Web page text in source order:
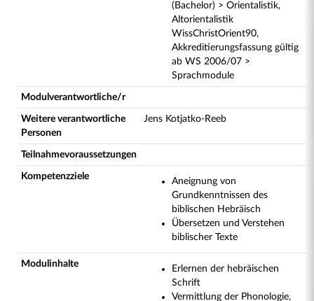
(Bachelor) > Orientalistik,
Altorientalistik
WissChristOrient90,
Akkreditierungsfassung gültig
ab WS 2006/07 >
Sprachmodule
Modulverantwortliche/r
Weitere verantwortliche
Personen
Jens Kotjatko-Reeb
Teilnahmevoraussetzungen
Kompetenzziele
Aneignung von
Grundkenntnissen des
biblischen Hebräisch
Übersetzen und Verstehen
biblischer Texte
Modulinhalte
Erlernen der hebräischen
Schrift
Vermittlung der Phonologie,